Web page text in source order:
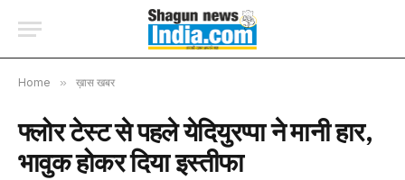
Home » ख़ास खबर
फ्लोर टेस्ट से पहले येदियुरप्पा ने मानी हार,
भावुक होकर दिया इस्तीफा